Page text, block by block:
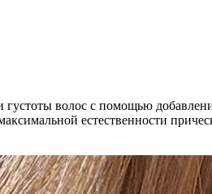
густоты волос с помощью
естественности